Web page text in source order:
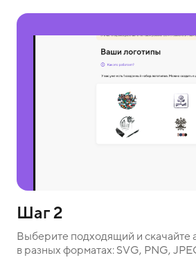
Шаг 2
Выберите подходящий и скачайте
в разных форматах: SVG, PNG,